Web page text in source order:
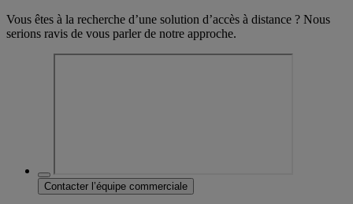
Vous êtes à la recherche d’une solution d’accès à distance ? Nous
serions ravis de vous parler de notre approche.
Contacter l’équipe commerciale